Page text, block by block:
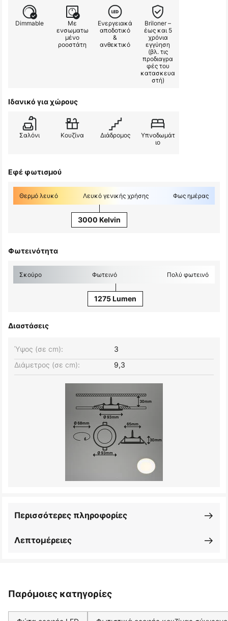
Dimmable
Με
ενσωματω
μένο
ροοστάτη
Ενεργειακά
αποδοτικό
&
ανθεκτικό
Briloner –
έως και 5
χρόνια
εγγύηση
(βλ. τις
προδιαγρα
φές του
κατασκευα
στή)
Ιδανικό για χώρους
Σαλόνι Κουζίνα Διάδρομος
Υπνοδωμάτ
ιο
Εφέ φωτισμού
Θερμό λευκό Λευκό γενικής χρήσης Φως ημέρας
3000 Kelvin
Φωτεινότητα
Σκούρο Φωτεινό Πολύ φωτεινό
1275 Lumen
Διαστάσεις
Ύψος (σε cm):
3
Διάμετρος (σε cm):
9,3
Λεπτομέρειες
Περισσότερες πληροφορίες
Παρόμοιες κατηγορίες